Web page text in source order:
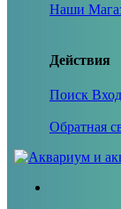
Наши
Действия
Поиск
Обратная